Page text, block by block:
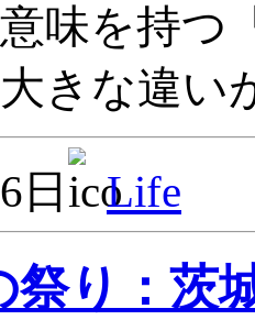
味を持つ
きな違
日 Life
祭り：茨